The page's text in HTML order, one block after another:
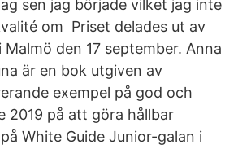
sen jag började vilket jag inte
om Priset delades ut av
den 17 september. Anna
är en bok utgiven av
exempel på god och
2019 på att göra hållbar
White Guide Junior-galan i